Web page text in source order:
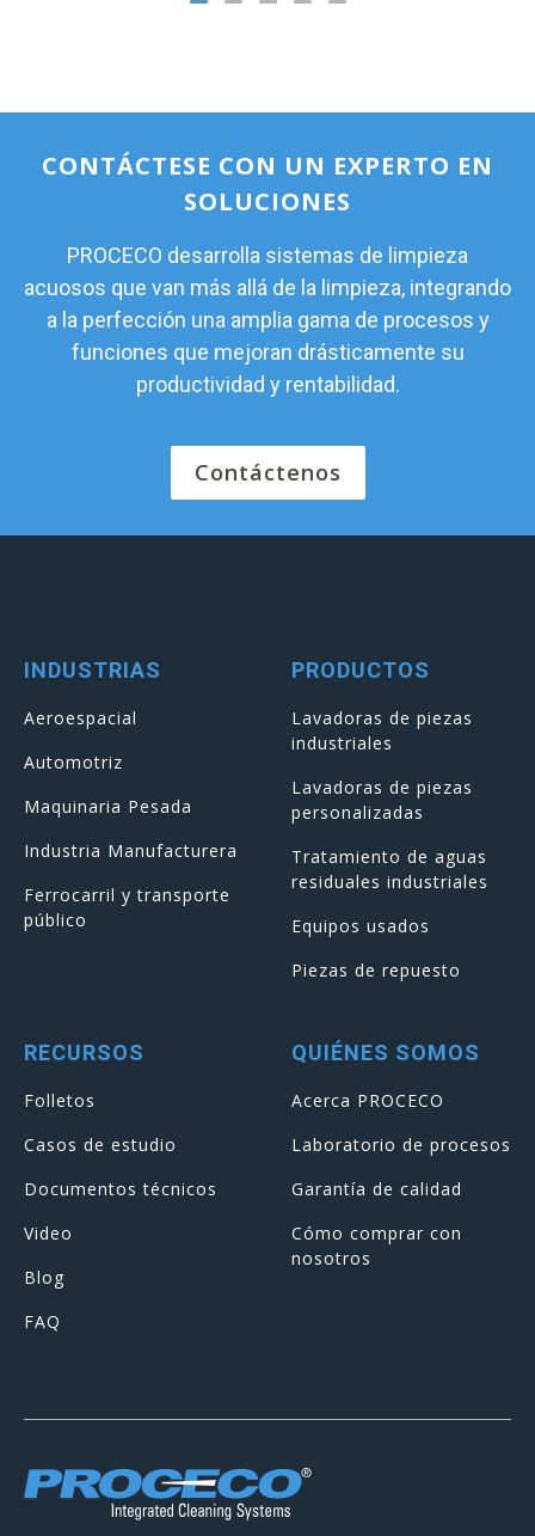
CONTÁCTESE CON UN EXPERTO EN
SOLUCIONES
PROCECO desarrolla sistemas de limpieza
acuosos que van más allá de la limpieza, integrando
a la perfección una amplia gama de procesos y
funciones que mejoran drásticamente su
productividad y rentabilidad.
Contáctenos
INDUSTRIAS
Aeroespacial
Automotriz
Maquinaria Pesada
Industria Manufacturera
Ferrocarril y transporte
público
PRODUCTOS
Lavadoras de piezas
industriales
Lavadoras de piezas
personalizadas
Tratamiento de aguas
residuales industriales
Equipos usados
Piezas de repuesto
RECURSOS
Folletos
Casos de estudio
Documentos técnicos
Video
Blog
FAQ
QUIÉNES SOMOS
Acerca PROCECO
Laboratorio de procesos
Garantía de calidad
Cómo comprar con
nosotros